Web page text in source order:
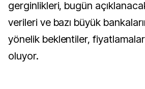
gerginlikleri, bugün
verileri ve bazı büyük
yönelik beklentiler,
oluyor.